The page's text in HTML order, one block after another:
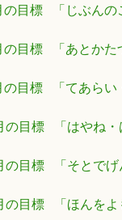
の目標 「じぶんの
の目標 「あとかた
の目標 「てあらい
の目標 「はやね・
の目標 「そとでげ
の目標 「ほんをよ